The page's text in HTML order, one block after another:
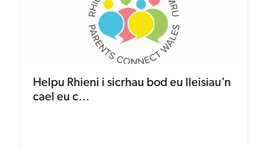
Helpu Rhieni i sicrhau bod eu lleisiau’n
cael eu c…